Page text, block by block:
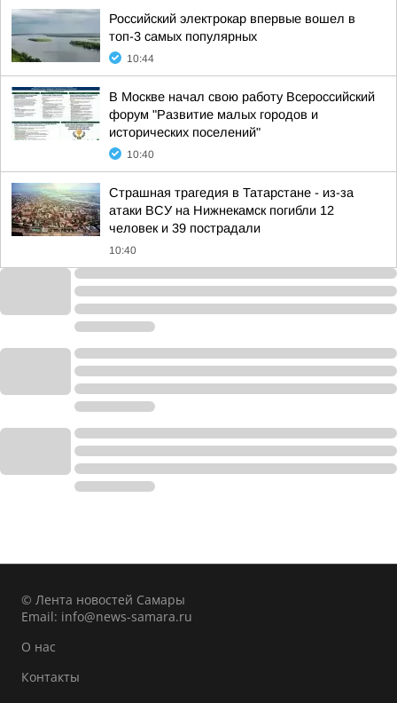
Российский электрокар впервые вошел в
топ-3 самых популярных
10:44
В Москве начал свою работу Всероссийский
форум "Развитие малых городов и
исторических поселений"
10:40
Страшная трагедия в Татарстане - из-за
атаки ВСУ на Нижнекамск погибли 12
человек и 39 пострадали
10:40
© Лента новостей Самары
Email: info@news-samara.ru
О нас
Контакты